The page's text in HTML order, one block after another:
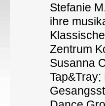
Stefanie
ihre
Zentrum
Susanna